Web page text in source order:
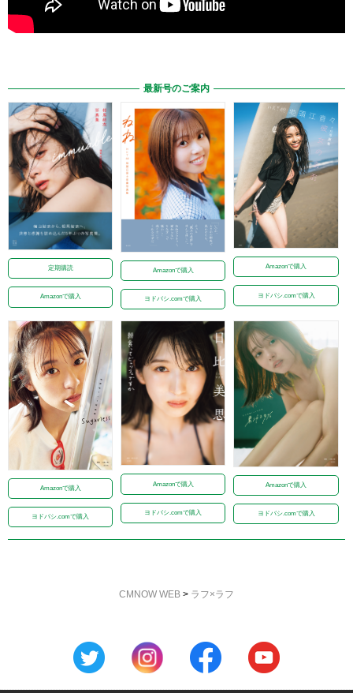
最新号のご案内
定期購読
Amazonで購入
Amazonで購入
ヨドバシ.comで購入
Amazonで購入
ヨドバシ.comで購入
Amazonで購入
ヨドバシ.comで購入
Amazonで購入
ヨドバシ.comで購入
Amazonで購入
ヨドバシ.comで購入
CMNOW WEB > ラフ×ラフ